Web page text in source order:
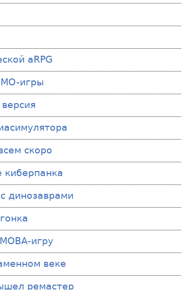
aRPG
игры
скоро
киберпанка
динозаврами
игру
веке
ремастер